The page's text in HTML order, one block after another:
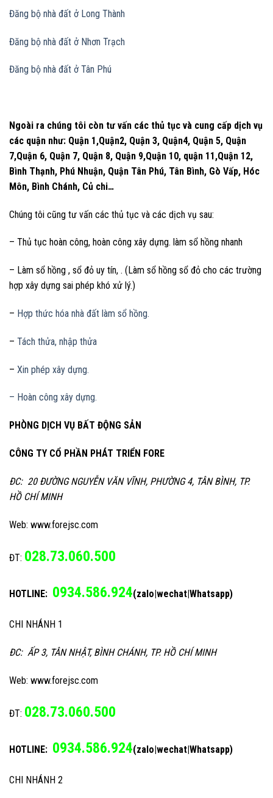
Đăng bộ nhà đất ở Long Thành
Đăng bộ nhà đất ở Nhơn Trạch
Đăng bộ nhà đất ở Tân Phú
Ngoài ra chúng tôi còn tư vấn các thủ tục và cung cấp dịch vụ
các quận như: Quận 1,Quận2, Quận 3, Quận4, Quận 5, Quận
7,Quận 6, Quận 7, Quận 8, Quận 9,Quận 10, quận 11,Quận 12,
Bình Thạnh, Phú Nhuận, Quận Tân Phú, Tân Bình, Gò Vấp, Hóc
Môn, Bình Chánh, Củ chi…
Chúng tôi cũng tư vấn các thủ tục và các dịch vụ sau:
– Thủ tục hoàn công, hoàn công xây dựng. làm sổ hồng nhanh
– Làm sổ hồng , sổ đỏ uy tín, . (Làm sổ hồng sổ đỏ cho các trường
hợp xây dựng sai phép khó xử lý.)
– Hợp thức hóa nhà đất làm sổ hồng.
– Tách thửa, nhập thửa
– Xin phép xây dựng.
– Hoàn công xây dựng.
PHÒNG DỊCH VỤ BẤT ĐỘNG SẢN
CÔNG TY CỔ PHẦN PHÁT TRIỂN FORE
ĐC: 20 ĐƯỜNG NGUYỄN VĂN VĨNH, PHƯỜNG 4, TÂN BÌNH, TP.
HỒ CHÍ MINH
Web: www.forejsc.com
ĐT: 028.73.060.500
HOTLINE: 0934.586.924(zalo|wechat|Whatsapp)
CHI NHÁNH 1
ĐC: ẤP 3, TÂN NHẬT, BÌNH CHÁNH, TP. HỒ CHÍ MINH
Web: www.forejsc.com
ĐT: 028.73.060.500
HOTLINE: 0934.586.924(zalo|wechat|Whatsapp)
CHI NHÁNH 2